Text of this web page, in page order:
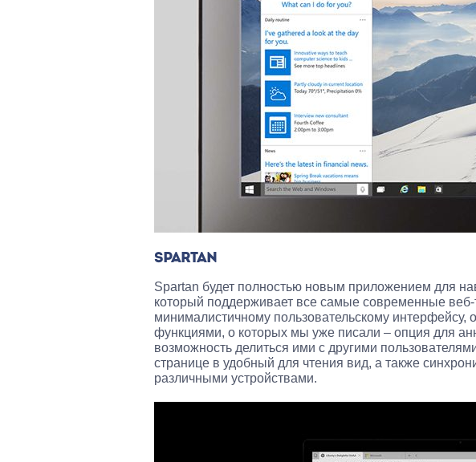
SPARTAN
Spartan будет полностью новым приложением для
который поддерживает все самые современные
минималистичному пользовательскому
функциями, о которых мы уже писали – опция для
возможность делиться ими с другими
странице в удобный для чтения вид, а также
различными устройствами.